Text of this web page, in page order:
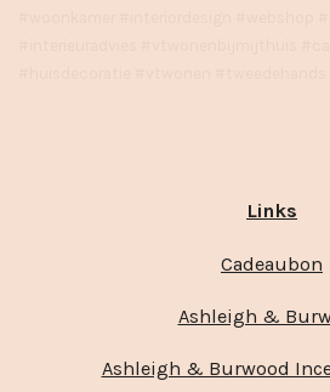
Links
Cadeaubon
Ashleigh &
Ashleigh & Burwood